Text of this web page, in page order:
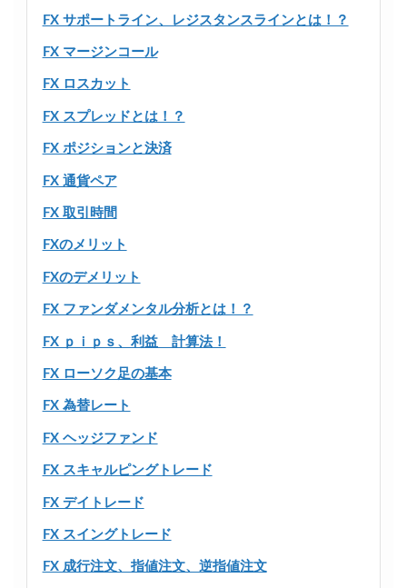
FX サポートライン、レジスタンスラインとは！？
FX マージンコール
FX ロスカット
FX スプレッドとは！？
FX ポジションと決済
FX 通貨ペア
FX 取引時間
FXのメリット
FXのデメリット
FX ファンダメンタル分析とは！？
FX ｐｉｐｓ、利益 計算法！
FX ローソク足の基本
FX 為替レート
FX ヘッジファンド
FX スキャルピングトレード
FX デイトレード
FX スイングトレード
FX 成行注文、指値注文、逆指値注文